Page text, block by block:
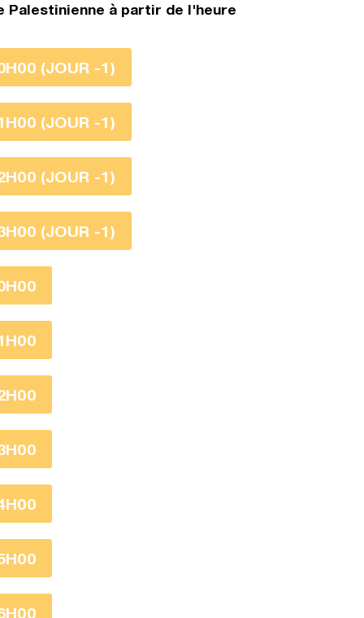
Palestinienne à partir de l'heure
(JOUR -1)
(JOUR -1)
(JOUR -1)
(JOUR -1)